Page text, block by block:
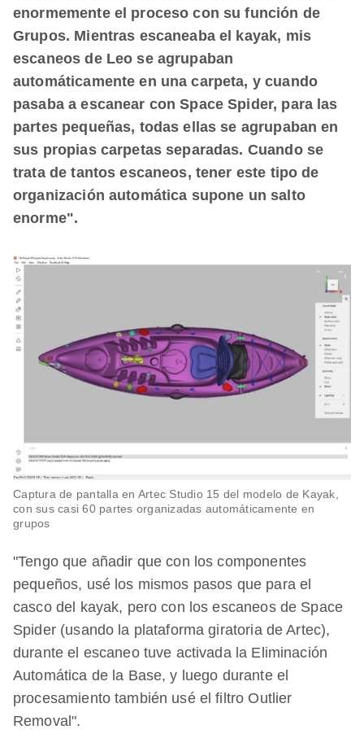
enormemente el proceso con su función de
Grupos. Mientras escaneaba el kayak, mis
escaneos de Leo se agrupaban
automáticamente en una carpeta, y cuando
pasaba a escanear con Space Spider, para las
partes pequeñas, todas ellas se agrupaban en
sus propias carpetas separadas. Cuando se
trata de tantos escaneos, tener este tipo de
organización automática supone un salto
enorme".
Captura de pantalla en Artec Studio 15 del modelo de Kayak,
con sus casi 60 partes organizadas automáticamente en
grupos
"Tengo que añadir que con los componentes
pequeños, usé los mismos pasos que para el
casco del kayak, pero con los escaneos de Space
Spider (usando la plataforma giratoria de Artec),
durante el escaneo tuve activada la Eliminación
Automática de la Base, y luego durante el
procesamiento también usé el filtro Outlier
Removal".